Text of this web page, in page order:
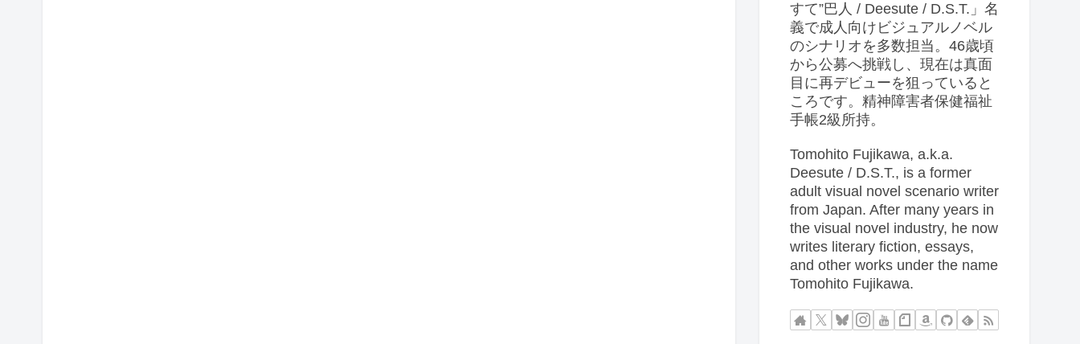
すて”巴人 / Deesute / D.S.T.」名
義で成人向けビジュアルノベル
のシナリオを多数担当。46歳頃
から公募へ挑戦し、現在は真面
目に再デビューを狙っていると
ころです。精神障害者保健福祉
手帳2級所持。
Tomohito Fujikawa, a.k.a.
Deesute / D.S.T., is a former
adult visual novel scenario writer
from Japan. After many years in
the visual novel industry, he now
writes literary fiction, essays,
and other works under the name
Tomohito Fujikawa.